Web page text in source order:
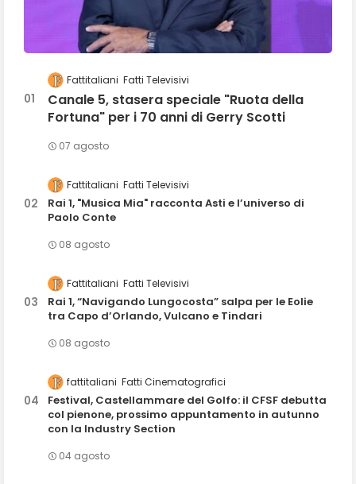
Fattitaliani Fatti Televisivi
Canale 5, stasera speciale "Ruota della
Fortuna" per i 70 anni di Gerry Scotti
07 agosto
Fattitaliani Fatti Televisivi
Rai 1, "Musica Mia" racconta Asti e l’universo di
Paolo Conte
08 agosto
Fattitaliani Fatti Televisivi
Rai 1, “Navigando Lungocosta” salpa per le Eolie
tra Capo d’Orlando, Vulcano e Tindari
08 agosto
fattitaliani Fatti Cinematografici
Festival, Castellammare del Golfo: il CFSF debutta
col pienone, prossimo appuntamento in autunno
con la Industry Section
04 agosto